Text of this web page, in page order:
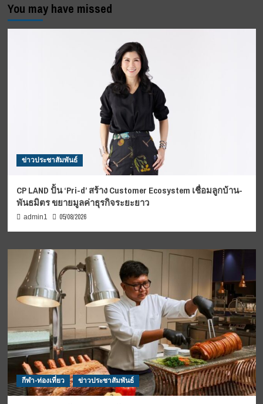
You may have missed
ข่าวประชาสัมพันธ์
CP LAND ปั้น ‘Pri-d’ สร้าง Customer Ecosystem เชื่อมลูกบ้าน-
พันธมิตร ขยายมูลค่าธุรกิจระยะยาว
admin1 05/08/2026
กีฬา-ท่องเที่ยว ข่าวประชาสัมพันธ์